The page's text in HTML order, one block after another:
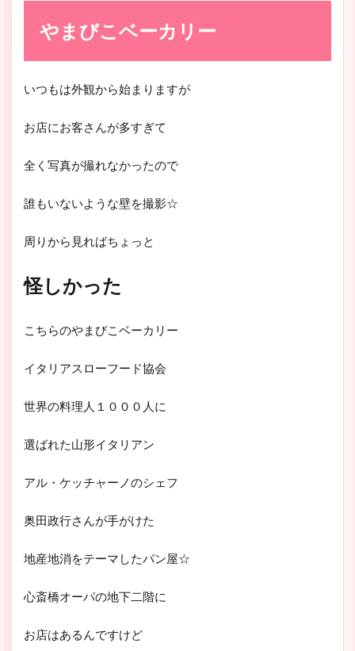
やまびこベーカリー
いつもは外観から始まりますが
お店にお客さんが多すぎて
全く写真が撮れなかったので
誰もいないような壁を撮影☆
周りから見ればちょっと
怪しかった
こちらのやまびこベーカリー
イタリアスローフード協会
世界の料理人１０００人に
選ばれた山形イタリアン
アル・ケッチャーノのシェフ
奥田政行さんが手がけた
地産地消をテーマしたパン屋☆
心斎橋オーパの地下二階に
お店はあるんですけど